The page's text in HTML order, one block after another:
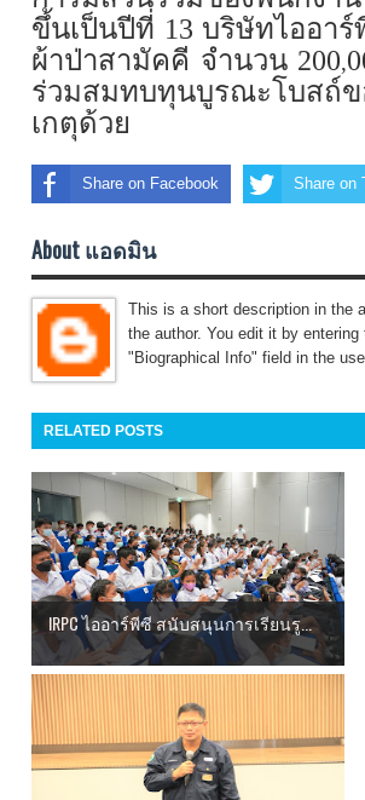
ขึ้นเป็นปีที่ 13 บริษัทไออาร์
ผ้าป่าสามัคคี จำนวน 200,
ร่วมสมทบทุนบูรณะโบสถ์ข
เกตุด้วย
Share on Facebook Share on
About แอดมิน
This is a short description in the
the author. You edit it by
"Biographical Info" field in the
RELATED POSTS
IRPC ไออาร์พีซี สนับสนุนการเรียนรู...